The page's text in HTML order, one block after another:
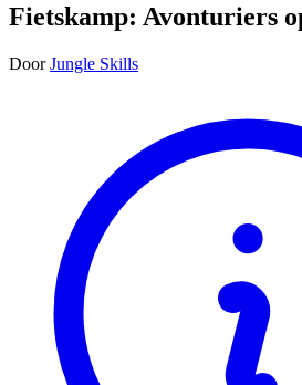
Fietskamp: Avonturiers
Door Jungle Skills